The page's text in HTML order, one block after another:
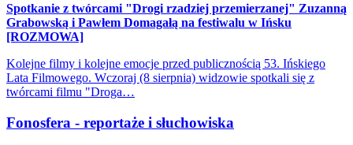
Spotkanie z twórcami "Drogi rzadziej przemierzanej" Zuzanną
Grabowską i Pawłem Domagałą na festiwalu w Ińsku
[ROZMOWA]
Kolejne filmy i kolejne emocje przed publicznością 53. Ińskiego
Lata Filmowego. Wczoraj (8 sierpnia) widzowie spotkali się z
twórcami filmu "Droga…
Fonosfera - reportaże i słuchowiska